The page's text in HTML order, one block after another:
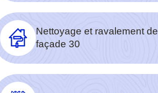
Nettoyage et ravalement de
façade 30